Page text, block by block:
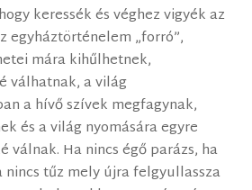
keressék és véghez vigyék az
egyháztörténelem „forró”,
mára kihűlhetnek,
válhatnak, a világ
a hívő szívek megfagynak,
és a világ nyomására egyre
válnak. Ha nincs égő parázs, ha
nincs tűz mely újra felgyullassza